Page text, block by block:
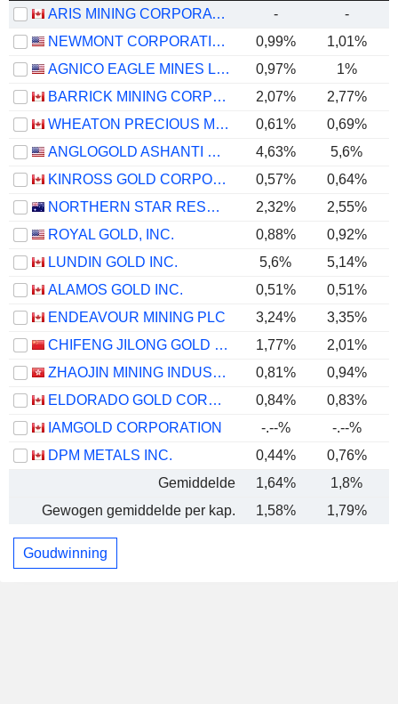
ARIS MINING CORPORATION -
-
NEWMONT CORPORATION
0,99% 1,01%
AGNICO EAGLE MINES LIMITED
0,97% 1%
BARRICK MINING CORPORATION
2,07% 2,77%
WHEATON PRECIOUS METALS CORP.
0,61% 0,69%
ANGLOGOLD ASHANTI PLC
4,63% 5,6%
KINROSS GOLD CORPORATION
0,57%
0,64%
NORTHERN STAR RESOURCES LIMITED
2,32% 2,55%
ROYAL GOLD, INC.
0,88% 0,92%
LUNDIN GOLD INC.
5,6% 5,14%
ALAMOS GOLD INC.
0,51% 0,51%
ENDEAVOUR MINING PLC
3,24%
3,35%
CHIFENG JILONG GOLD MINING GROUP LIMITED
1,77% 2,01%
ZHAOJIN MINING INDUSTRY COMPANY LIMITED
0,81% 0,94%
ELDORADO GOLD CORPORATION
0,84%
0,83%
IAMGOLD CORPORATION
-.--%
-.--%
DPM METALS INC.
0,44%
0,76%
Gemiddelde
1,64% 1,8%
Gewogen gemiddelde per kap.
1,58% 1,79%
Goudwinning